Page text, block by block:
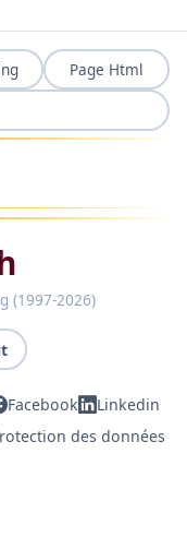
Page Html
(1997-2026)
Facebook
Linkedin
des données